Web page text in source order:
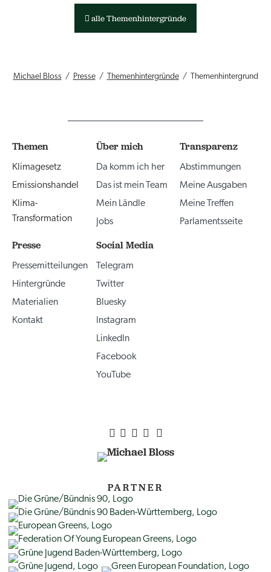
alle Themenhintergründe
Michael Bloss Presse Themenhintergründe Themenhintergrund
Themen
Klimagesetz
Emissionshandel
Klima-
Transformation
Über mich
Da komm ich her
Das ist mein Team
Mein Ländle
Jobs
Transparenz
Abstimmungen
Meine Ausgaben
Meine Treffen
Parlamentsseite
Presse
Pressemitteilungen
Hintergründe
Materialien
Kontakt
Social Media
Telegram
Twitter
Bluesky
Instagram
LinkedIn
Facebook
YouTube
PARTNER